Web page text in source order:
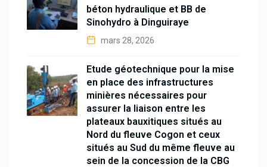
béton hydraulique et BB de
Sinohydro à Dinguiraye
mars 28, 2026
Étude géotechnique pour la mise
en place des infrastructures
minières nécessaires pour
assurer la liaison entre les
plateaux bauxitiques situés au
Nord du fleuve Cogon et ceux
situés au Sud du même fleuve au
sein de la concession de la CBG